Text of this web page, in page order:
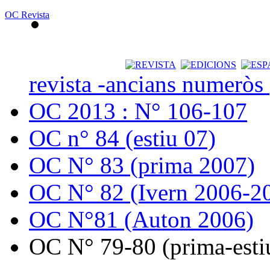
OC Revista
revista -ancians
OC 2013 : N° 106-107
OC n° 84 (estiu 07)
OC N° 83 (prima 2007)
OC N° 82 (Ivern 2006-
OC N°81 (Auton 2006)
OC N° 79-80 (prima-